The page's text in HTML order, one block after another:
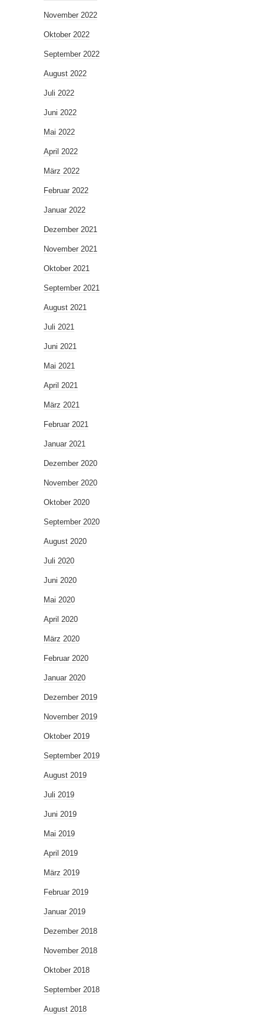
November 2022
Oktober 2022
September 2022
August 2022
Juli 2022
Juni 2022
Mai 2022
April 2022
März 2022
Februar 2022
Januar 2022
Dezember 2021
November 2021
Oktober 2021
September 2021
August 2021
Juli 2021
Juni 2021
Mai 2021
April 2021
März 2021
Februar 2021
Januar 2021
Dezember 2020
November 2020
Oktober 2020
September 2020
August 2020
Juli 2020
Juni 2020
Mai 2020
April 2020
März 2020
Februar 2020
Januar 2020
Dezember 2019
November 2019
Oktober 2019
September 2019
August 2019
Juli 2019
Juni 2019
Mai 2019
April 2019
März 2019
Februar 2019
Januar 2019
Dezember 2018
November 2018
Oktober 2018
September 2018
August 2018